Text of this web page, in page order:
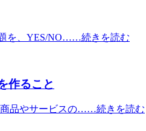
を、YES/NO……続きを読む
作ること
商品やサービスの……続きを読む